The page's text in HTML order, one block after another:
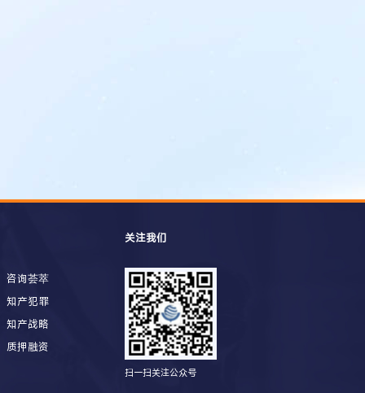
咨询荟萃
知产犯罪
知产战略
质押融资
关注我们
扫一扫关注公众号